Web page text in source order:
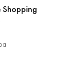
Shopping